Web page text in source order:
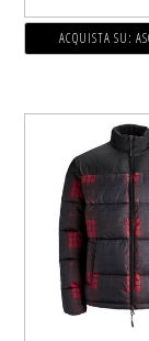
ACQUISTA SU: